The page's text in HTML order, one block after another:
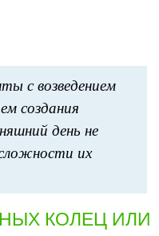
с возведением
создания
день не
их
КОЛЕЦ ИЛИ